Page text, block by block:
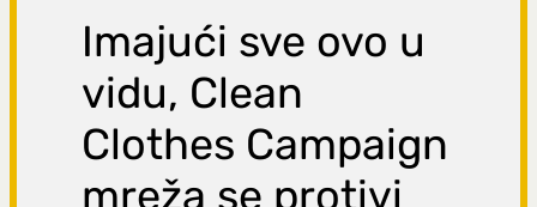
Imajući sve ovo u
vidu, Clean
Clothes Campaign
mreža se protivi